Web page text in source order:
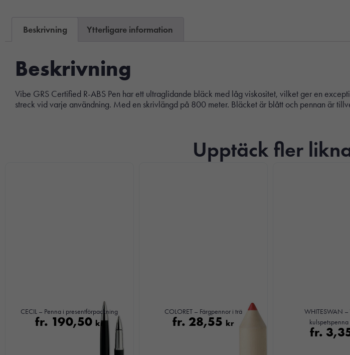
Beskrivning Ytterligare information
Beskrivning
Vibe GRS Certified R-ABS Pen har ett ultraglidande bläck med låg viskositet, vilket ger en
streck vid varje användning. Med en skrivlängd på 800 meter. Bläcket är blått och pennan är
Upptäck fler
CECIL – Penna i presentförpackning
fr. 190,50 kr
COLORET – Färgpennor i trä
fr. 28,55 kr
WHITESWAN –
kulspetspenna
fr.